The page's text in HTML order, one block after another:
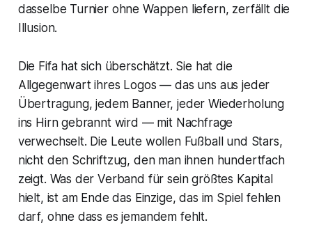
dasselbe Turnier ohne Wappen liefern, zerfällt die
Illusion.
Die Fifa hat sich überschätzt. Sie hat die
Allgegenwart ihres Logos — das uns aus jeder
Übertragung, jedem Banner, jeder Wiederholung
ins Hirn gebrannt wird — mit Nachfrage
verwechselt. Die Leute wollen Fußball und Stars,
nicht den Schriftzug, den man ihnen hundertfach
zeigt. Was der Verband für sein größtes Kapital
hielt, ist am Ende das Einzige, das im Spiel fehlen
darf, ohne dass es jemandem fehlt.